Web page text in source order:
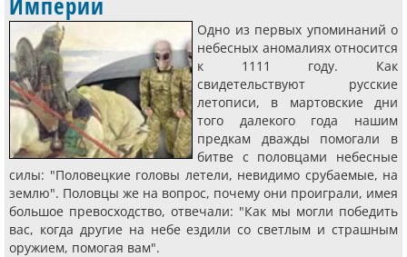
Одно из первых упоминаний о
небесных аномалиях относится
к 1111 году. Как
свидетельствуют русские
летописи, в мартовские дни
того далекого года нашим
предкам дважды помогали в
битве с половцами небесные
силы: "Половецкие головы летели, невидимо срубаемые, на
землю". Половцы же на вопрос, почему они проиграли, имея
большое превосходство, отвечали: "Как мы могли победить
вас, когда другие на небе ездили со светлым и страшным
оружием, помогая вам".